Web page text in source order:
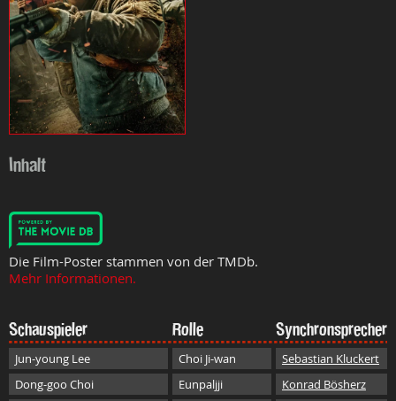
Inhalt
Die Film-Poster stammen von der TMDb.
Mehr Informationen.
Schauspieler Rolle Synchronsprecher
Jun-young Lee Choi Ji-wan
Sebastian Kluckert
Dong-goo Choi
Eunpaljji Konrad Bösherz